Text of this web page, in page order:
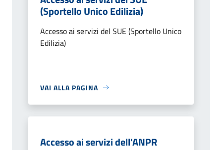
(Sportello Unico Edilizia)
Accesso ai servizi del SUE (Sportello Unico
Edilizia)
VAI ALLA PAGINA
Accesso ai servizi dell'ANPR